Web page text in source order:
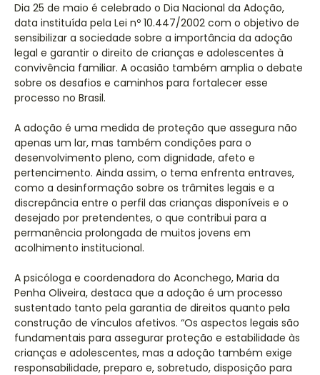
Dia 25 de maio é celebrado o Dia Nacional da Adoção,
data instituída pela Lei nº 10.447/2002 com o objetivo de
sensibilizar a sociedade sobre a importância da adoção
legal e garantir o direito de crianças e adolescentes à
convivência familiar. A ocasião também amplia o debate
sobre os desafios e caminhos para fortalecer esse
processo no Brasil.
A adoção é uma medida de proteção que assegura não
apenas um lar, mas também condições para o
desenvolvimento pleno, com dignidade, afeto e
pertencimento. Ainda assim, o tema enfrenta entraves,
como a desinformação sobre os trâmites legais e a
discrepância entre o perfil das crianças disponíveis e o
desejado por pretendentes, o que contribui para a
permanência prolongada de muitos jovens em
acolhimento institucional.
A psicóloga e coordenadora do Aconchego, Maria da
Penha Oliveira, destaca que a adoção é um processo
sustentado tanto pela garantia de direitos quanto pela
construção de vínculos afetivos. “Os aspectos legais são
fundamentais para assegurar proteção e estabilidade às
crianças e adolescentes, mas a adoção também exige
responsabilidade, preparo e, sobretudo, disposição para